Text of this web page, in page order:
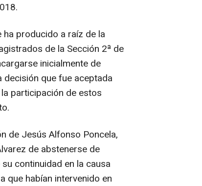
producido a raíz de la
de la Sección 2ª de
inicialmente de
que fue aceptada
participación de estos
de Jesús Alfonso Poncela,
de abstenerse de
continuidad en la causa
que habían intervenido en